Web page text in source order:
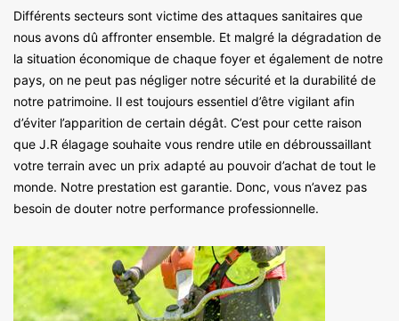
Différents secteurs sont victime des attaques sanitaires que
nous avons dû affronter ensemble. Et malgré la dégradation de
la situation économique de chaque foyer et également de notre
pays, on ne peut pas négliger notre sécurité et la durabilité de
notre patrimoine. Il est toujours essentiel d’être vigilant afin
d’éviter l’apparition de certain dégât. C’est pour cette raison
que J.R élagage souhaite vous rendre utile en débroussaillant
votre terrain avec un prix adapté au pouvoir d’achat de tout le
monde. Notre prestation est garantie. Donc, vous n’avez pas
besoin de douter notre performance professionnelle.